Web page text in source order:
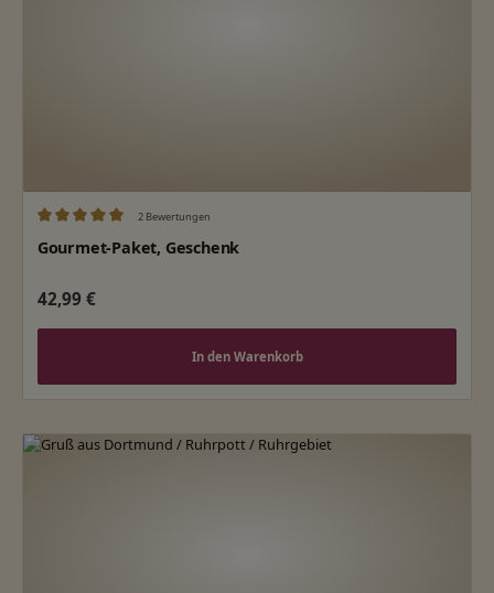
2 Bewertungen
Gourmet-Paket, Geschenk
Regulärer Preis:
42,99 €
In den Warenkorb